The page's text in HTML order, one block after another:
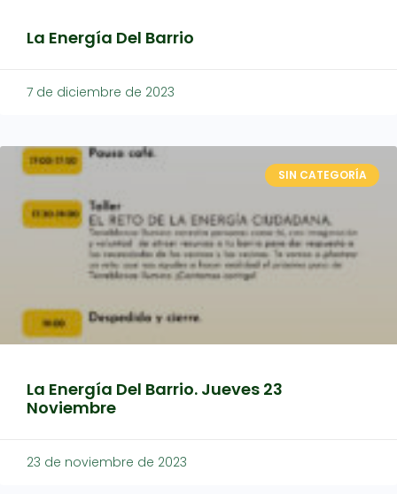
La Energía Del Barrio
7 de diciembre de 2023
SIN CATEGORÍA
La Energía Del Barrio. Jueves 23
Noviembre
23 de noviembre de 2023